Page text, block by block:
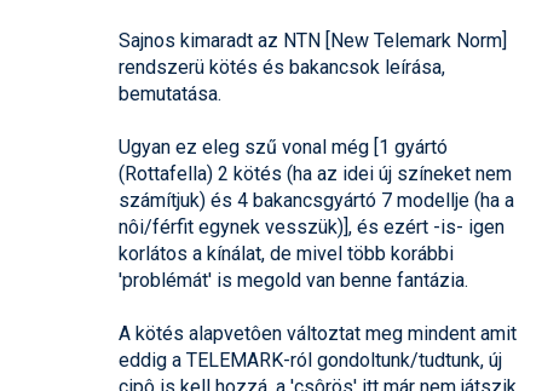
Sajnos kimaradt az NTN [New Telemark Norm]
rendszerü kötés és bakancsok leírása,
bemutatása.
Ugyan ez eleg szű vonal még [1 gyártó
(Rottafella) 2 kötés (ha az idei új színeket nem
számítjuk) és 4 bakancsgyártó 7 modellje (ha a
nôi/férfit egynek vesszük)], és ezért -is- igen
korlátos a kínálat, de mivel több korábbi
'problémát' is megold van benne fantázia.
A kötés alapvetôen változtat meg mindent amit
eddig a TELEMARK-ról gondoltunk/tudtunk, új